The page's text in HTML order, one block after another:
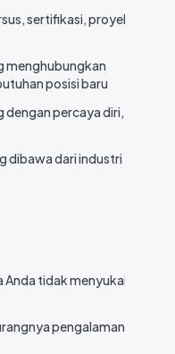
sertifikasi, proyek)
menghubungkan
posisi baru
dengan percaya diri,
dibawa dari industri
Anda tidak menyukai
pengalaman